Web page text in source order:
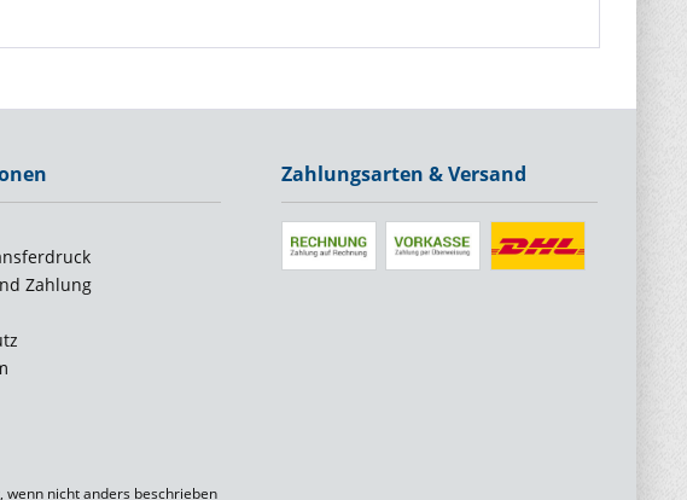
Zahlung
Zahlungsarten & Versand
nicht anders beschrieben